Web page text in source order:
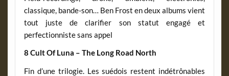
classique, bande-son… Ben Frost en deux albums vient
tout juste de clarifier son statut engagé et
perfectionniste sans appel
8 Cult Of Luna – The Long Road North
Fin d’une trilogie. Les suédois restent indétrônables